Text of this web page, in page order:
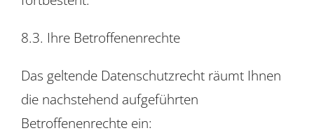
8.3. Ihre Betroffenenrechte
Das geltende Datenschutzrecht räumt Ihnen
die nachstehend aufgeführten
Betroffenenrechte ein: